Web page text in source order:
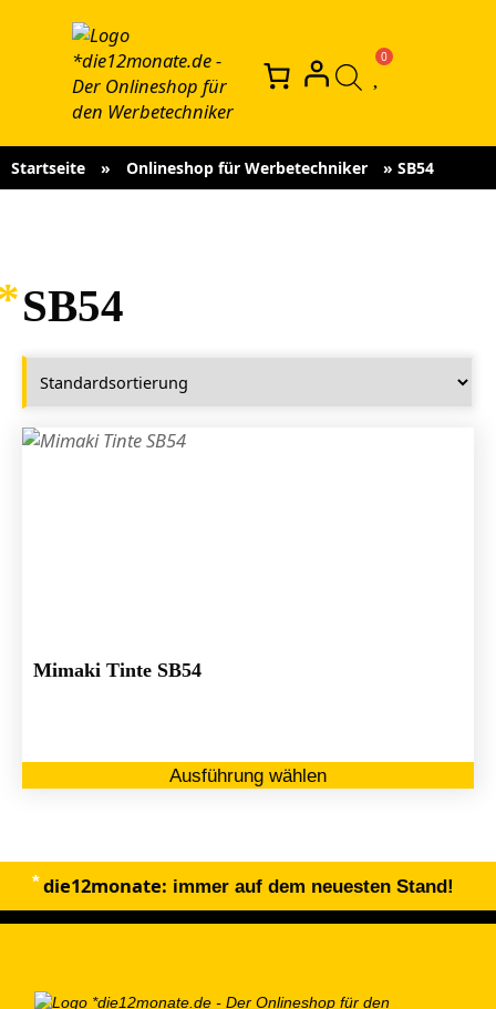
Startseite » Onlineshop für Werbetechniker » SB54
SB54
Mimaki Tinte SB54
Ausführung wählen
die12monate: immer auf dem neuesten Stand!